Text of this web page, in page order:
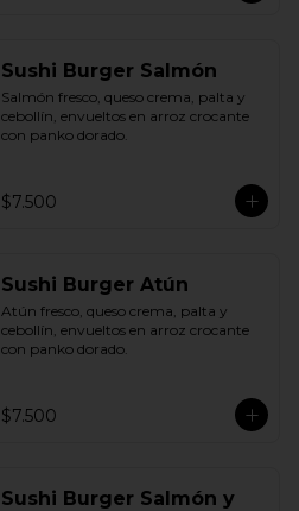
Sushi Burger Salmón
Salmón fresco, queso crema, palta y
cebollín, envueltos en arroz crocante
con panko dorado.
$7.500
Sushi Burger Atún
Atún fresco, queso crema, palta y
cebollín, envueltos en arroz crocante
con panko dorado.
$7.500
Sushi Burger Salmón y